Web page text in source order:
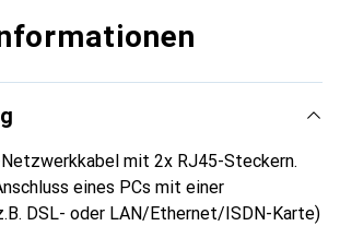
mit 2x RJ45-Steckern.
eines PCs mit einer
DSL- oder LAN/Ethernet/ISDN-Karte)